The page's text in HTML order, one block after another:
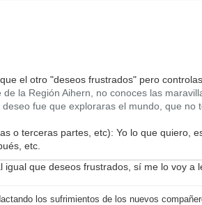
el otro "deseos frustrados" pero
la Región Aihern, no conoces las
fue que exploraras el mundo, que
o terceras partes, etc): Yo lo que quiero,
etc.
igual que deseos frustrados, sí me lo voy a
los sufrimientos de los nuevos